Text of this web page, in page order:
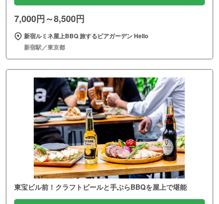
7,000円～8,500円
新宿ルミネ屋上BBQ 旅するビアガーデン Hello
新宿駅／東京都
東宝ビル前！クラフトビールと手ぶらBBQを屋上で堪能